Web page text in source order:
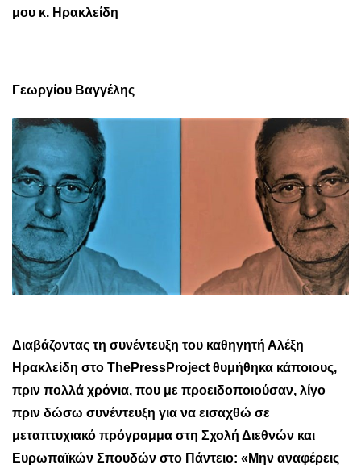
μου κ. Ηρακλείδη
Γεωργίου Βαγγέλης
Διαβάζοντας τη συνέντευξη του καθηγητή Αλέξη
Ηρακλείδη στο ThePressProjectθυμήθηκα κάποιους,
πριν πολλά χρόνια, που με προειδοποιούσαν, λίγο
πριν δώσω συνέντευξη για να εισαχθώ σε
μεταπτυχιακό πρόγραμμα στη Σχολή Διεθνών και
Ευρωπαϊκών Σπουδών στο Πάντειο: «Μην αναφέρεις